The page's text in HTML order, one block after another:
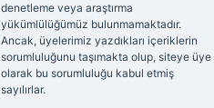
denetleme veya araştırma
yükümlülüğümüz bulunmamaktadır.
Ancak, üyelerimiz yazdıkları içeriklerin
sorumluluğunu taşımakta olup, siteye üye
olarak bu sorumluluğu kabul etmiş
sayılırlar.